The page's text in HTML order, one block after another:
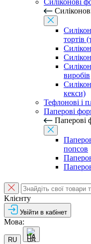
Силіконові
тортів
виробів
кекси)
Тефлонові і
Паперові
Паперові
попсов
Клієнту
Увійти в кабінет
Мова:
RU UA